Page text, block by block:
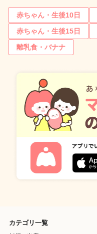
赤ちゃん・生後10日
赤ちゃん・生後15日
離乳食・バナナ
カテゴリ一覧